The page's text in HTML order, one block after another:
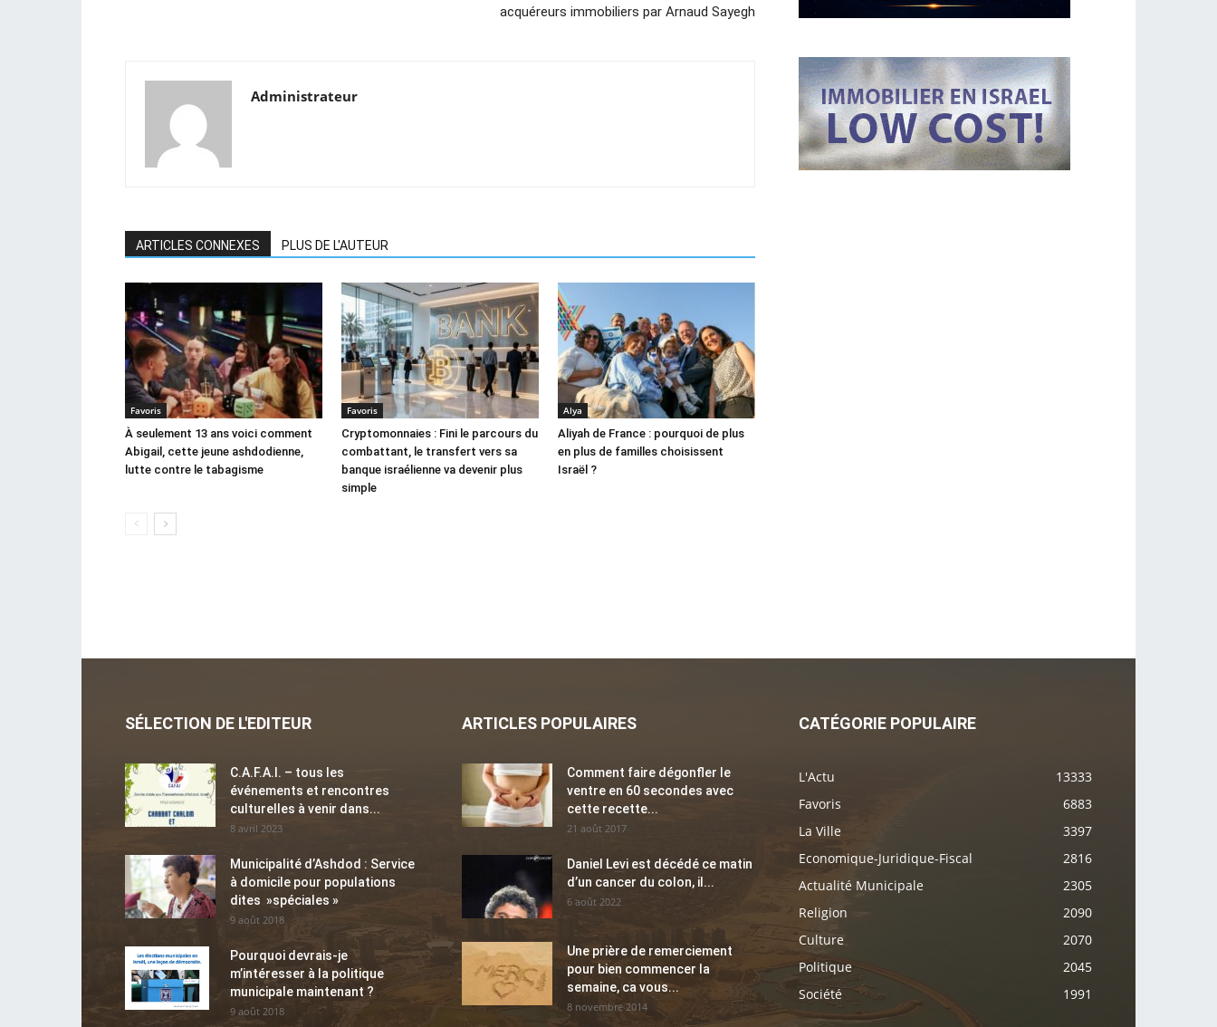
acquéreurs immobiliers par Arnaud Sayegh
Administrateur
ARTICLES CONNEXES PLUS DE L'AUTEUR
Favoris
À seulement 13 ans voici comment
Abigail, cette jeune ashdodienne,
lutte contre le tabagisme
Favoris
Cryptomonnaies : Fini le parcours du
combattant, le transfert vers sa
banque israélienne va devenir plus
simple
Alya
Aliyah de France : pourquoi de plus
en plus de familles choisissent
Israël ?
SÉLECTION DE L'EDITEUR
C.A.F.A.I. – tous les
événements et rencontres
culturelles à venir dans...
8 avril 2023
Municipalité d’Ashdod : Service
à domicile pour populations
dites »spéciales »
9 août 2018
Pourquoi devrais-je
m’intéresser à la politique
municipale maintenant ?
9 août 2018
ARTICLES POPULAIRES
Comment faire dégonfler le
ventre en 60 secondes avec
cette recette...
21 août 2017
Daniel Levi est décédé ce matin
d’un cancer du colon, il...
6 août 2022
Une prière de remerciement
pour bien commencer la
semaine, ca vous...
8 novembre 2014
CATÉGORIE POPULAIRE
L'Actu
13333
Favoris
6883
La Ville
3397
Economique-Juridique-Fiscal
2816
Actualité Municipale
2305
Religion
2090
Culture
2070
Politique
2045
Société
1991